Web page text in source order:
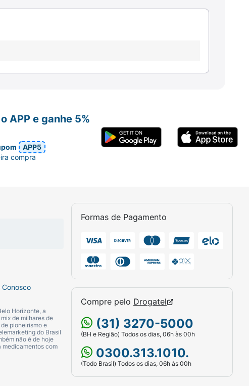
Conosco
Horizonte, a
de milhares de
pioneirismo e
do Brasil
não é de hoje
medicamentos com
Formas de Pagamento
Compre pelo Drogatel
(31) 3270-5000
(BH e Região) Todos os dias, 06h às 00h
0300.313.1010.
(Todo Brasil) Todos os dias, 06h às 00h
APP e ganhe 5%
APP5
compra